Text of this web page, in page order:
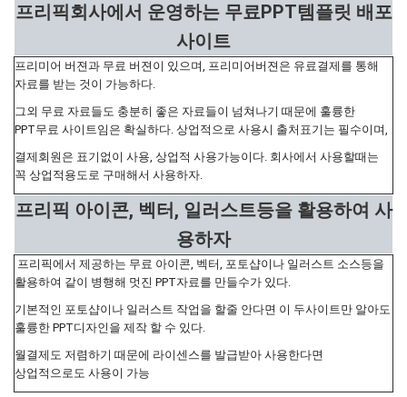
프리픽회사에서 운영하는 무료PPT템플릿 배포
사이트
프리미어 버젼과 무료 버젼이 있으며, 프리미어버젼은 유료결제를 통해
자료를 받는 것이 가능하다.
그외 무료 자료들도 충분히 좋은 자료들이 넘쳐나기 때문에 훌륭한
PPT무료 사이트임은 확실하다. 상업적으로 사용시 출처표기는 필수이며,
결제회원은 표기없이 사용, 상업적 사용가능이다. 회사에서 사용할때는
꼭 상업적용도로 구매해서 사용하자.
프리픽 아이콘, 벡터, 일러스트등을 활용하여 사
용하자
프리픽에서 제공하는 무료 아이콘, 벡터, 포토샵이나 일러스트 소스등을
활용하여 같이 병행해 멋진 PPT자료를 만들수가 있다.
기본적인 포토샵이나 일러스트 작업을 할줄 안다면 이 두사이트만 알아도
훌륭한 PPT디자인을 제작 할 수 있다.
월결제도 저렴하기 때문에 라이센스를 발급받아 사용한다면
상업적으로도 사용이 가능